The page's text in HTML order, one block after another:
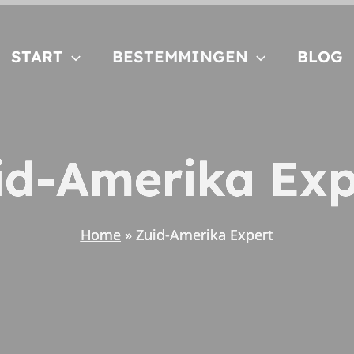
START BESTEMMINGEN BLOG
Amerika
Home Zuid-Amerika Expert